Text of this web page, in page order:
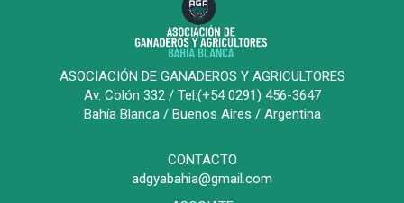
ASOCIACIÓN DE GANADEROS Y AGRICULTORES
Av. Colón 332 / Tel:(+54 0291) 456-3647
Bahía Blanca / Buenos Aires / Argentina
CONTACTO
adgyabahia@gmail.com